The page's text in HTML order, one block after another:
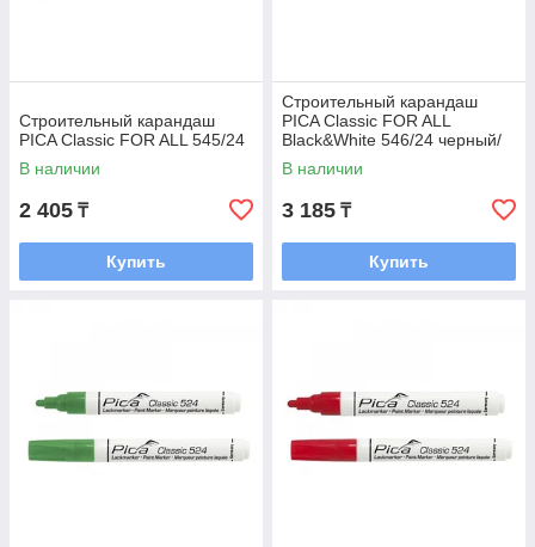
Строительный карандаш
PICA Classic FOR ALL 545/24
В наличии
2 405 ₸
Купить
Строительный карандаш
PICA Classic FOR ALL
Black&White 546/24 черный/
белый (24 см)
В наличии
3 185 ₸
Купить